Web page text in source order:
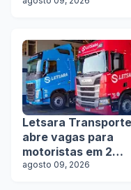
Letsara
abre vagas para
motoristas em 2
estados
agosto 09, 2026